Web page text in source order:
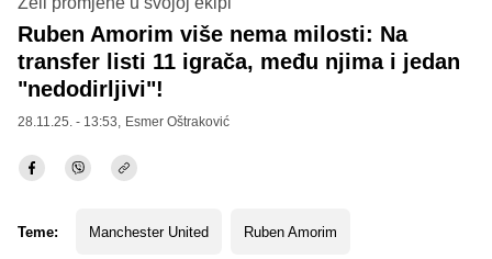
Ruben Amorim više nema milosti: Na
transfer listi 11 igrača, među njima i jedan
"nedodirljivi"!
28.11.25. - 13:53, Esmer Oštraković
Teme: Manchester United Ruben Amorim